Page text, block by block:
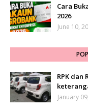
Cara
2026
June 10,
RPK dan
January